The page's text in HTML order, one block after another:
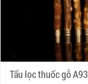
Tẩu lọc thuốc gỗ A93